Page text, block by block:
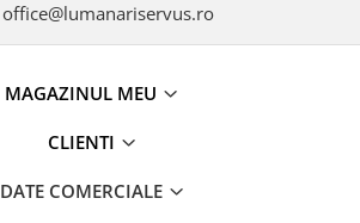
office@lumanariservus.ro
MAGAZINUL MEU
CLIENTI
DATE COMERCIALE